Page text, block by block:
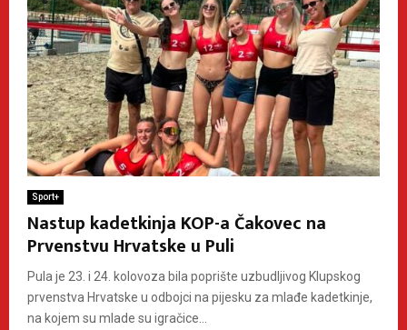
Sport+
Nastup kadetkinja KOP-a Čakovec na
Prvenstvu Hrvatske u Puli
Pula je 23. i 24. kolovoza bila poprište uzbudljivog Klupskog
prvenstva Hrvatske u odbojci na pijesku za mlađe kadetkinje,
na kojem su mlade su igračice...